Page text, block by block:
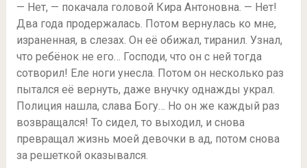
— Нет, — покачала головой Кира Антоновна. — Нет!
Два года продержалась. Потом вернулась ко мне,
израненная, в слезах. Он её обижал, тиранил. Узнал,
что ребёнок не его… Господи, что он с ней тогда
сотворил! Еле ноги унесла. Потом он несколько раз
пытался её вернуть, даже внучку однажды украл.
Полиция нашла, слава Богу… Но он же каждый раз
возвращался! То сидел, то выходил, и снова
превращал жизнь моей девочки в ад, потом снова
за решеткой оказывался.